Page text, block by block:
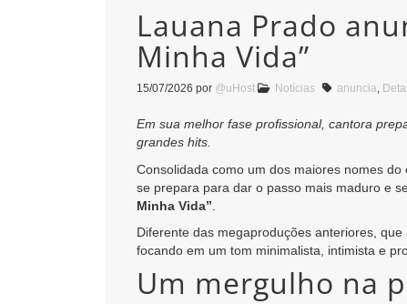
Lauana Prado
Minha Vida”
15/07/2026 por @uHost Notícias anuncia,
Em sua melhor fase profissional, cantora
grandes hits.
Consolidada como um dos maiores nomes
se prepara para dar o passo mais maduro e
Minha Vida”
Diferente das megaproduções anteriores,
focando em um tom minimalista, intimista e
Um mergulho na